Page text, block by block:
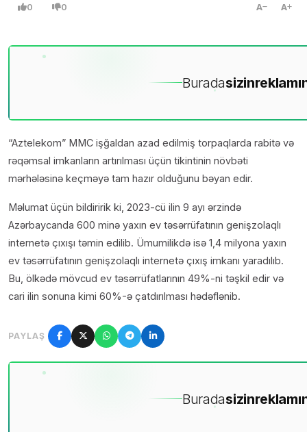
0 0 A A
Buradasizin
“Aztelekom” MMC işğaldan azad edilmiş torpaqlarda rabitə və
rəqəmsal imkanların artırılması üçün tikintinin növbəti
mərhələsinə keçməyə tam hazır olduğunu bəyan edir.
Məlumat üçün bildiririk ki, 2023-cü ilin 9 ayı ərzində
Azərbaycanda 600 minə yaxın ev təsərrüfatının genişzolaqlı
internetə çıxışı təmin edilib. Ümumilikdə isə 1,4 milyona yaxın
ev təsərrüfatının genişzolaqlı internetə çıxış imkanı yaradılıb.
Bu, ölkədə mövcud ev təsərrüfatlarının 49%-ni təşkil edir və
cari ilin sonuna kimi 60%-ə çatdırılması hədəflənib.
PAYLAŞ
Buradasizin